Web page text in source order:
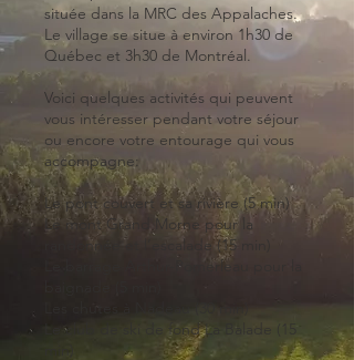
située dans la MRC des Appalaches.
Le village se situe à environ 1h30 de
Québec et 3h30 de Montréal.
Voici quelques activités qui peuvent
vous intéresser pendant votre séjour
ou encore votre entourage qui vous
accompagne:
Le pont couvert et sa rivière (5 min)
Le mont Grand Morne pour la
randonnée et l’escalade (15 min)
Le barrage Arthur-Pomerleau pour la
Le club de ski de fond La Balade (15